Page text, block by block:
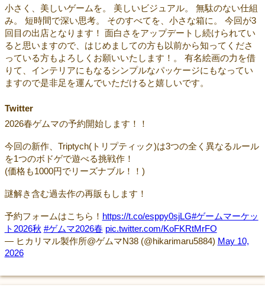
小さく、美しいゲームを。 美しいビジュアル。 無駄のない仕組
み。 短時間で深い思考。 そのすべてを、小さな箱に。 今回が3
回目の出店となります！ 面白さをアップデートし続けられてい
ると思いますので、はじめましての方も以前から知ってくださ
っている方もよろしくお願いいたします！。 有名絵画の力を借
りて、インテリアにもなるシンプルなパッケージにもなってい
ますので是非足を運んでいただけると嬉しいです。
Twitter
2026春ゲムマの予約開始します！！
今回の新作、Triptych(トリプティック)は3つの全く異なるルール
を1つのボドゲで遊べる挑戦作！
(価格も1000円でリーズナブル！！)
謎解き含む過去作の再販もします！
予約フォームはこちら！ https://t.co/esppy0sjLG#ゲームマーケッ
ト2026秋 #ゲムマ2026春 pic.twitter.com/KoFKRtMrFO
— ヒカリマル製作所@ゲムマN38 (@hikarimaru5884) May 10,
2026